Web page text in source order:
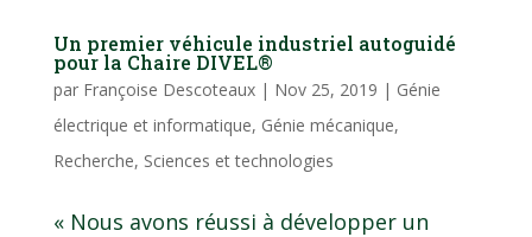
Un premier véhicule industriel autoguidé
pour la Chaire DIVEL®
par Françoise Descoteaux| Nov 25, 2019 | Génie
électrique et informatique, Génie mécanique,
Recherche, Sciences et technologies
« Nous avons réussi à développer un